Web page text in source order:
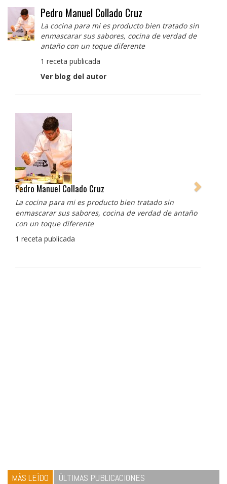
Pedro Manuel Collado Cruz
La cocina para mi es producto bien tratado sin
enmascarar sus sabores, cocina de verdad de
antaño con un toque diferente
1 receta publicada
Ver blog del autor
Pedro Manuel Collado Cruz
La cocina para mi es producto bien tratado sin
enmascarar sus sabores, cocina de verdad de antaño
con un toque diferente
1 receta publicada
MÁS LEÍDO ÚLTIMAS PUBLICACIONES